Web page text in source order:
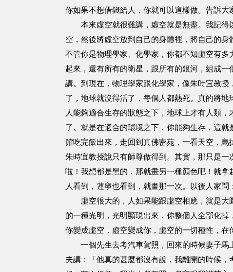
你如果不想借錢給人，你就可以這樣做。告訴
本來虛空就很難講，虛空就是無盡。我記得
空，然後將虛空放到自己的身體裡，將自己的
不管你是物理學家、化學家，你都不知虛空有
起來，還有所有的衛星，跟所有的銀河，組成
講。到現在，物理學家跟化學家，像朱時宜教
了，地球就沒得活了，每個人都熱死。真的將
人能夠適合生存的狀態之下，地球上才有人類
了。就是在適合的環境之下，你能夠生存，這
館吃完飯出來，走回到真佛密苑，一看天空，
朱時宜教授說只有師尊做得到。其實，那只是
啦！我想都是黑的，那就畫另一種顏色吧！就
人看到，蓮寧也看到，就畫那一次。以後人家
虛空很大的，人如果能跟虛空相應，就是大
的一種光明，光明顯現出來，你整個人全部化
你變成虛空，虛空變成你，虛空的一切種性，
一個先生去考汽車駕照，回來的時候妻子馬
夫講：「他真的甚麼都沒有說，我離開的時候